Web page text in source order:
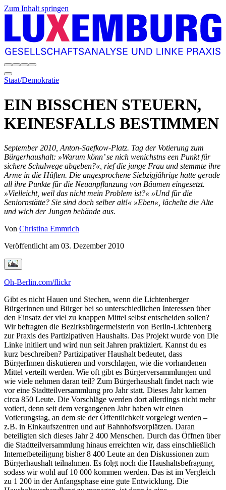
Zum Inhalt springen
Staat/Demokratie
EIN BISSCHEN STEUERN,
KEINESFALLS BESTIMMEN
September 2010, Anton-Saefkow-Platz. Tag der Votierung zum
Bürgerhaushalt: »Warum könn’ se nich wenichstns een Punkt für
sichere Schulwege abgeben?«, rief die junge Frau und stemmte ihre
Arme in die Hüften. Die angesprochene Siebzigjährige hatte gerade
all ihre Punkte für die Neuanpflanzung von Bäumen eingesetzt.
»Vielleicht, weil das nicht mein Problem ist?« »Und für die
Seniornstätte? Sie sind doch selber alt!« »Eben«, lächelte die Alte
und wich der Jungen behände aus.
Von Christina Emmrich
Veröffentlicht am 03. Dezember 2010
Oh-Berlin.com/flickr
Gibt es nicht Hauen und Stechen, wenn die Lichtenberger Bürgerinnen und Bürger bei so unterschiedlichen Interessen über den Einsatz der viel zu knappen Mittel selbst entscheiden sollen? Wir befragten die Bezirksbürgermeisterin von Berlin-Lichtenberg zur Praxis des Partizipativen Haushalts. Das Projekt wurde von Die Linke initiiert und wird nun seit Jahren praktiziert. Kannst du es kurz beschreiben? Partizipativer Haushalt bedeutet, dass BürgerInnen diskutieren und vorschlagen, wie die vorhandenen Mittel verteilt werden. Wie oft gibt es Bürgerversammlungen und wie viele nehmen daran teil? Zum Bürgerhaushalt findet nach wie vor eine Stadtteilversammlung pro Jahr statt. Dieses Jahr kamen circa 850 Leute. Die Vorschläge werden dort allerdings nicht mehr votiert, denn seit dem vergangenen Jahr haben wir einen Votierungstag, an dem sie der Öffentlichkeit vorgelegt werden – z.B. in Einkaufszentren und auf Bahnhofsvorplätzen. Daran beteiligten sich dieses Jahr 2 400 Menschen. Durch das Öffnen über die Stadtteilversammlung hinaus erreichten wir, dass einschließlich Internetbeteiligung bisher 8 400 Leute an den Diskussionen zum Bürgerhaushalt teilnahmen. Es folgt noch die Haushaltsbefragung, sodass wir wohl auf 10 000 kommen werden. Das ist im Vergleich zu 1 200 in der Anfangsphase eine gute Entwicklung. Die Haushaltsverhandlung zu managen, ist dann ja eine Herausforderung … Den Großteil der Verhandlungen delegieren wir an die Stadtteilzentren. Uns war klar geworden, dass wir von der Top-Down-Strategie weg müssen und etwas brauchen, was von der Bevölkerung im Bezirk getragen wird. Das braucht Zeit, und es war zunächst die organisierte Bürgerschaft, die das trug. Doch schon in diesem Jahr organisierten die Stadtteilzentren die Veranstaltungen und den Votierungstag selbst. Unsere kleine Geschäftsstelle in der Verwaltung stellte die Materialien zur Verfü- gung und trug die Vorschläge zusammen. Das Motivieren der Leute, die Öffentlichkeitsarbeit, das kam alles von den Stadtteilzentren. Was ist das Besondere, die Teilnahme, der Prozess oder das Ergebnis? Die Punkte hängen zusammen. Für Lichtenberg besonders ist, dass wir die Vorschläge bereits im Vorfeld der jeweiligen Haushaltsaufstellungen diskutieren. Wir geben als Verwaltung keinen fertigen Haushalt vor und sagen nicht: Schaut mal drauf und ändert etwas, sondern wir sagen: 2012 werden wir 32 Millionen Euro für freiwillige Aufgaben einsetzen können. Bisher waren die wie folgt verteilt. Soll das so bleiben oder welche Veränderungen schlagt Ihr vor? So fördern wir die Bereitschaft der Bürgerinnen und Bürger, sich an weiteren Aktivitäten zu beteiligen, z.B. den Kiezfonds und Bürgerjurys. Was sind Kiezfonds und Bürgerjurys? Vor drei Jahren kritisierten junge Leute, dass alles so lange dauert. »Wir machen Vorschläge, und dann hören wir zwei Jahre nichts...«, sagten sie. Heute verfügt jeder unserer 13 Stadtteile über einen Kiezfonds mit je 5 000 Euro und eine Bürgerjury, die sie verteilt. Die Jury, die auch die Sozialstruktur des jeweiligen Stadtbezirks abbildet, wird per Zufallsauswahl zusammengestellt. Bei den Bürgerjurys werden Projekte eingereicht, die von »Baumscheibe bepflanzen« über »Veranstaltungen organisieren« bis zu »Flyer produzieren« reichen. Wenn die Jury entschieden hat, wird der Vorschlag umgesetzt. Dazu braucht es keine Zustimmung des Bezirksamtes mehr. Obwohl 5 000 Euro keine Riesensumme sind, ist das etwas außerordentlich Wirksames. Ich spüre das an Reaktionen wie: »So etwas hat uns immer gefehlt!« Das empfehle ich auch denen, die mit Bürgerhaushalten nicht in die Gänge kommen. Über diese Form der Beteiligung kann man Bürgerinnen und Bürger für Haushaltsfragen interessieren. Wie wählt ihr die Leute aus, die angeschrieben werden, und gibt es auch Ablehnungen? Die Adressen bekommen wir vom Einwohnermeldeamt – nach unserem Schlüssel: Leute zwischen 16 und 70, Frauen und Migranten werden anteilig repräsentiert. Auf unsere Briefe bekamen wir zehn oder zwölf Ablehnungen. Einige meldeten sich auch gar nicht. Letztlich hatten wir jedoch mehr Zusagen, als wir für die Jurys brauchten, und ich musste ein Losverfahren entwickeln. Wir hatten uns darauf verständigt, dass maximal 15 Bürgerinnen und Bürger in einer Jury arbeiten sollen. Jetzt sind sie alle gut besetzt. Ist es gelungen, neben der engagierten Bürgerschaft Leute anzusprechen, die sich bislang nicht (kommunal)politisch engagiert haben? In die Stadtteilversammlungen kommen nach wie vor die, die schon an der Entwicklung des Stadtteils interessiert sind. In den letzten Jahren gelang es uns immer besser, die Vorschläge mit Stadtteilentwicklungszielen zu verknüpfen. In Lichtenberg ist ideal, dass alle 13 Stadtteile Entwicklungsziele formuliert haben und diese Zusammenhänge herstellen: Wie soll sich mein Viertel entwickeln? Welche Vorschläge habe ich dazu und wie bekommen wir die in den Haushalt eingebunden? Durch den Votierungstag sprechen wir viele an, denen das neu ist und die wir sonst nicht erreichen würden. In Karlshorst und Friedrichsfelde war ich selbst dabei: Wir gingen einfach auf Leute am Bahnhof zu. Manche sagten »Ne, muss nach Hause«, einige fragten: »Bürgerhaushalt, was’n das?« Bei den meisten stießen wir auf Interesse. Ob die nächstes Jahr in die Stadtteilversammlung kommen, bleibt natürlich abzuwarten. Wie sieht so ein Votierungstag aus? Wir bauen Aufsteller mit den einzelnen Vorschlägen auf und erläutern, was die Vorschläge beinhalten. Jeder kann fünf Punkte vergeben. Dieses Jahr führten wir außerdem einen Einsparpunkt ein. Der konnte für Einsparungsvorschläge eingesetzt werden. Unser Haushalt ist begrenzt, die 32 Millionen vermehren sich auch durch viel diskutieren nicht. Von den 2 400 Teilnehmenden verwendeten nur etwa 1 000 diesen Punkt. Vielleicht hatten sie keine Lust oder der Zweck war ihnen nicht klar. Wir werden überlegen, wie wir das besser machen können oder ob wir es lassen. Welche Projekte wurden angeboten und was war der Favorit? »Wie gestalten wir das öffentliche Straßenland«, zum Beispiel. Die meisten Punkte bekamen Vorschläge zur Erhaltung von Seniorenfreizeitstätten und sozialen Treffpunkten für Jugendliche. Die votierten Vorschläge werden dann in die per Brief durchgeführten Haushaltsbefragungen aufgenommen und noch einmal votiert. Wir bleiben immer im Stadtteil, gehen nicht auf Bezirksebene, denn wir haben die Erfahrung: Je konkreter die Sachen sind, desto größer ist die Beteiligung. In den Briefen ist für Jeden eine persönliche Kennung angegeben, mit der im Internet votiert werden kann. Wer das nicht möchte, kann sich melden und bekommt die Unterlagen mit der Post. Internet, Votierungstag und Haushaltsbefragung – diese drei unterschiedlichen Verfahrensweisen behindern Klientelpolitik und ermöglichen eine weitgehend objektive Beurteilung der Vorschläge. Selbst wenn sich Lobbygruppen bilden, schaffen diese es nicht, sich über alle drei Wege durchzusetzen. Wie hoch ist die Zahl der Rückläufe? Von etwa 25 000 befragten Haushalten liegen 1 000 Antworten vor. Könnte besser sein, doch Umfrageexperten sagen, das sei nicht schlecht. Ich hoffe, dass es dieses Jahr durch die Internetbefragung mehr sein werden. Was war der größte Erfolg? Der Votierungstag. Seit wir uns eine externe Evaluation nicht mehr leisten können, machen wir jedes Jahr einen Workshop zur Auswertung des Bürgerhaushalts. Da gehen wir Punkt für Punkt durch, fragen, was sich bewährt hat. Wir waren unzufrieden, weil die Beteiligung an den Stadtteilversammlungen stagnierte: In einem Stadtteil mit 20 000 Einwohnern gab es nur etwa 100 Teilnehmende. Mit der Einführung des Votierungstags sind über 2 000 gekommen. Ich hätte das selbst nicht für möglich gehalten. Auch dass der Kiezfonds und die Bürgerjury so angenommen wurden, ist ein Erfolg. Welche Lernprozesse gab es bei den Beteiligten, der Verwaltung, dir selbst? Die wichtigste Erfahrung ist, dass öffentlich niemals genug darüber informiert werden kann, wie mit den Vorschlägen der Bürgerhaushalte umgegangen wird, welche Entscheidungen auf ihrer Grundlage getroffen wurden. Die Beteiligten fragen: »Was ist aus meinem Vorschlag geworden?«, »Warum wurde ich nicht benachrichtigt?«, »Warum wird das nicht gekennzeichnet?« Wir müssen nachvollziehbar darstellen: Das ist ein Vorschlag aus dem Bürgerhaushalt, und so ist er umgesetzt worden. Die Bereitschaft der Verwaltung, sich Bürgeranliegen zu stellen, ist wesentlich größer geworden. Sie begreift, dass die Bürgerinnen und Bürger keine Störenfriede sind, sondern Interesse an der Entwicklung des Bezirks haben und sich mit kompetenten Vorschlägen daran beteiligen. Die Beteiligten erfahren, wie wichtig es ist, sich bei der Erarbeitung von Vorschlägen Verbündete zu suchen statt gegeneinander zu kämpfen. Das Mindestsoll für einen Vorschlag sind 25 Punkte, also ist es vernünftig, sich im Vorfeld untereinander abzustimmen und bspw. lieber zwei gemeinsame statt sechs ähnliche Einzelvorschläge einzubringen. Dabei entwickeln sich Zusammengehörigkeitsgefühle und die Bereitschaft, gemeinsam Verantwortung zu tragen. Hat sich ein solidarisches Zusammengehörigkeitsgefühl auch über die Projekte hinaus entwickelt? Es gibt eine Vielzahl von Projekten, durch die sich ein neuer Blick auf das entwickelt, was sich im anderen Stadtteil tut. Man darf es zwar nicht überbewerten, doch auch in der Rummelsburger Bucht habe ich es erlebt. Da wohnen die »Schönen und Reichen« im Wohneigentum. Das erste, was sie unternahmen, war, einen Bürgerverein zu gründen und sich darum zu kümmern, wie es ringsherum weitergeht, auch auf der anderen Straßenseite, wo es den Leuten nicht so gut geht. Da ist etwas im Gange, was man behutsam beobachten sollte, vielleicht ein bisschen steuern, aber keinesfalls bestimmen kann. Gibt es Konflikte? Wir haben immer die Konflikte: Hunde- gegen Nichthundebesitzer und jung gegen alt, wenn es zum Beispiel um einen Spielplatz geht. Wir nennen die neuen übrigens »Quartierparks« und stellen dort einige Geräte auf, die auch gut von Älteren genutzt we